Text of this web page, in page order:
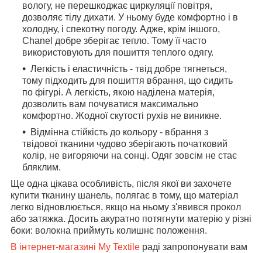
вологу, не перешкоджає циркуляції повітря,
дозволяє тілу дихати. У ньому буде комфортно і в
холодну, і спекотну погоду. Адже, крім іншого,
Chanel добре зберігає тепло. Тому її часто
використовують для пошиття теплого одягу.
Легкість і еластичність - твід добре тягнеться,
тому підходить для пошиття вбрання, що сидить
по фігурі. А легкість, якою наділена матерія,
дозволить вам почуватися максимально
комфортно. Жодної скутості рухів не виникне.
Відмінна стійкість до кольору - вбрання з
твідової тканини чудово зберігають початковий
колір, не вигоряючи на сонці. Одяг зовсім не стає
бляклим.
Ще одна цікава особливість, після якої ви захочете
купити тканину шанель, полягає в тому, що матеріал
легко відновлюється, якщо на ньому з'явився прокол
або затяжка. Досить акуратно потягнути матерію у різні
боки: волокна приймуть колишнє положення.
В інтернет-магазині My Textile раді запропонувати вам